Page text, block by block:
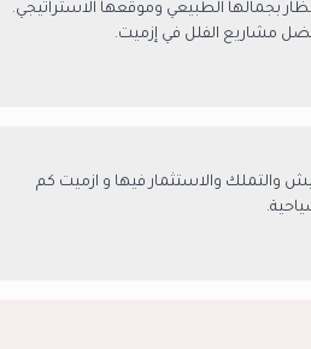
بجمالها الطبيعي وموقعها الاستراتيجي.
مشاريع الفلل في إزميت.
والتملك والاستثمار فيها و ازميت كم